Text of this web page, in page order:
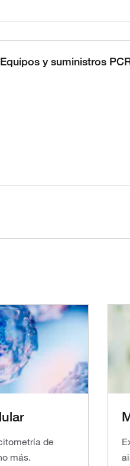
Equipos y suministros
de
más.